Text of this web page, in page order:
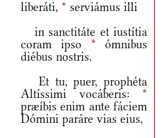
liberáti, * serviámus illi
in sanctitáte et iustítia
coram ipso * ómnibus
diébus nostris.
Et tu, puer, prophéta
Altíssimi vocáberis: *
præíbis enim ante fáciem
Dómini paráre vias eius,